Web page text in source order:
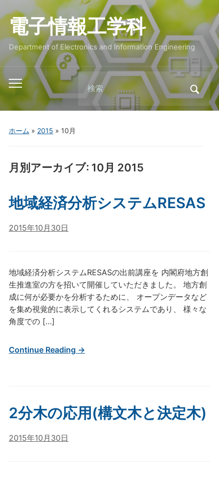
電子情報工学科
Department of Electronics and Information Engineering
Toggle
mobile
menu
Search
for:
ホーム » 2015 » 10月
月別アーカイブ: 10月 2015
地域経済分析システムRESAS
2015年10月30日
地域経済分析システムRESASの出前講座を 内閣府地方創
生推進室の方を招いて開催していただきました。 地方創
成に何が必要かを分析するために、 オープンデータなど
を集め視覚的に表示してくれるシステムであり、 様々な
角度での […]
Continue Reading →
2分木の応用(構文木と決定木)
2015年10月30日